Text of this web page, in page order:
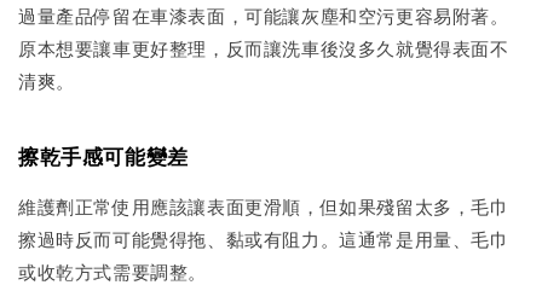
過量產品停留在車漆表面，可能讓灰塵和空污更容易附著。
原本想要讓車更好整理，反而讓洗車後沒多久就覺得表面不
清爽。
擦乾手感可能變差
維護劑正常使用應該讓表面更滑順，但如果殘留太多，毛巾
擦過時反而可能覺得拖、黏或有阻力。這通常是用量、毛巾
或收乾方式需要調整。